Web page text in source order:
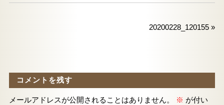
20200228_120155 »
コメントを残す
メールアドレスが公開されることはありません。 ※ が付い